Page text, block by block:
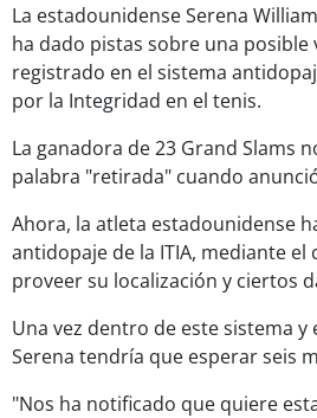
La estadounidense Serena
ha dado pistas sobre una
registrado en el sistema
por la Integridad en el tenis.
La ganadora de 23 Grand Slams
palabra "retirada" cuando
Ahora, la atleta estadounidense
antidopaje de la ITIA, mediante
proveer su localización y ciertos
Una vez dentro de este sistema
Serena tendría que esperar seis
"Nos ha notificado que quiere